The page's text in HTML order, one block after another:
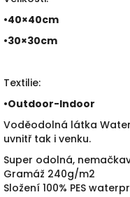
•40×40cm
•30×30cm
Textilie:
•Outdoor-Indoor
Voděodolná látka
uvnitř tak i venku.
Super odolná,
Gramáž 240g/m2
Složení 100% PES